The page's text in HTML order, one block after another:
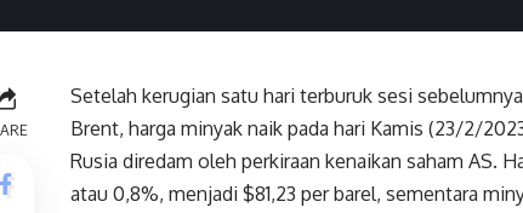
Setelah kerugian satu hari terburuk sesi
Brent, harga minyak naik pada hari Kamis (23/2/
Rusia diredam oleh perkiraan kenaikan saham AS.
atau 0,8%, menjadi $81,23 per barel, sementara